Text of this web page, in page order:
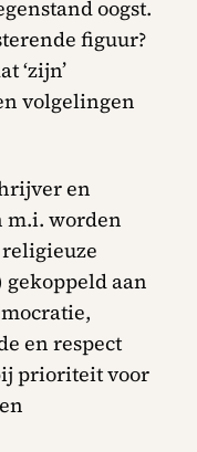
oogst.
figuur?
‘zijn’
volgelingen
en
m.i. worden
gekoppeld aan
en respect
prioriteit voor